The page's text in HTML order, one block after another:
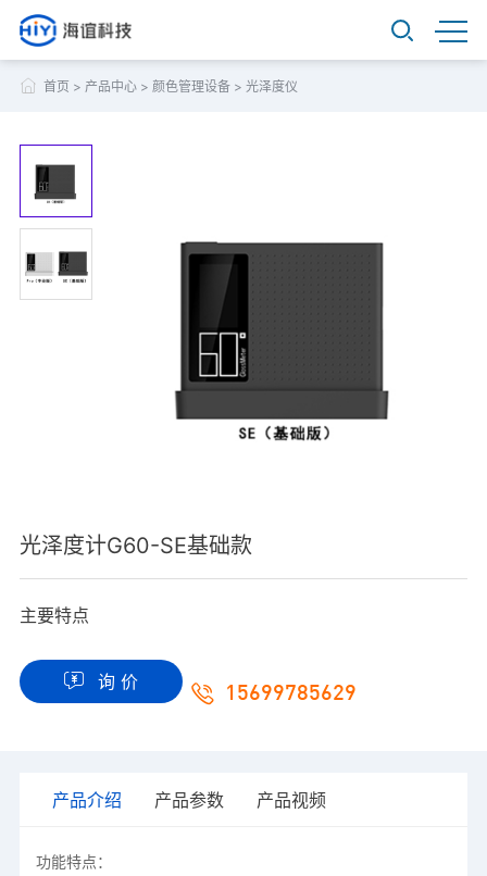
首页 > 产品中心> 颜色管理设备> 光泽度仪
光泽度计G60-SE基础款
主要特点
询 价 15699785629
产品介绍 产品参数 产品视频
功能特点：